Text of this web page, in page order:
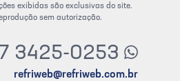
exibidas são exclusivas do site.
sem autorização.
3425-0253
refriweb@refriweb.com.br